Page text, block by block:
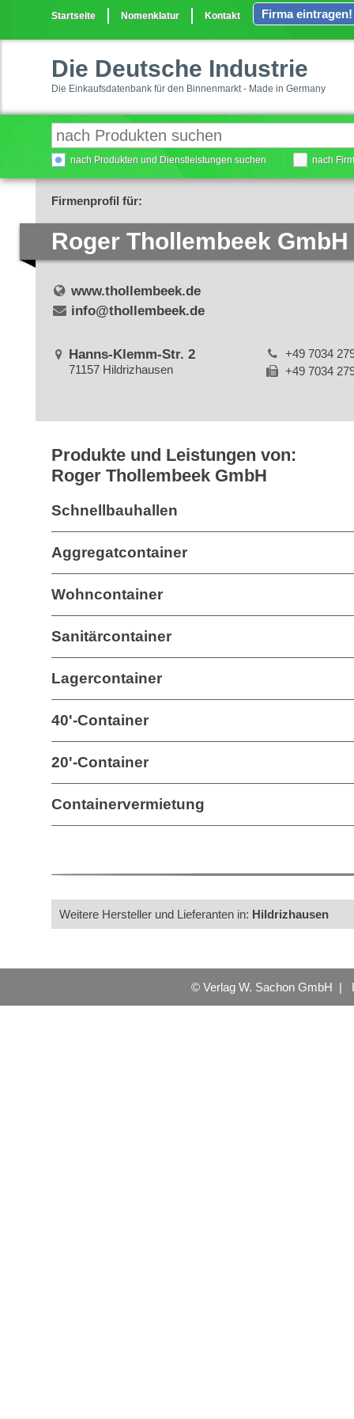
Startseite Nomenklatur Kontakt Firma eintragen!
Die Deutsche Industrie
Die Einkaufsdatenbank für den Binnenmarkt - Made in Germany
nach Produkten und Dienstleistungen suchen nach
Firmenprofil für:
Roger Thollembeek GmbH
www.thollembeek.de
info@thollembeek.de
Hanns-Klemm-Str. 2
71157 Hildrizhausen
+49 7034
+49 7034
Produkte und Leistungen von:
Roger Thollembeek GmbH
Schnellbauhallen
Aggregatcontainer
Wohncontainer
Sanitärcontainer
Lagercontainer
40'-Container
20'-Container
Containervermietung
Weitere Hersteller und Lieferanten in: Hildrizhausen
© Verlag W. Sachon GmbH |